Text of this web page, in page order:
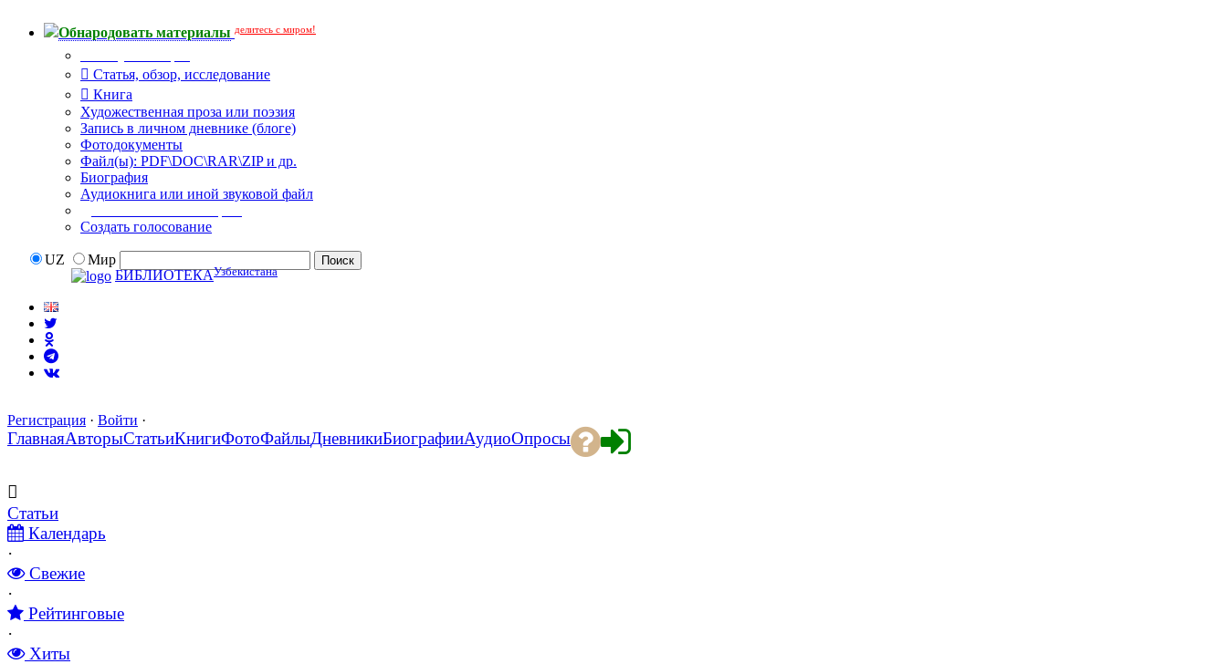
Обнародовать материалы делитесь с миром!
Статья, обзор, исследование
Книга
Художественная проза или поэзия
Запись в личном дневнике (блоге)
Фотодокументы
Файл(ы): PDF\DOC\RAR\ZIP и др.
Биография
Аудиокнига или иной звуковой файл
Создать голосование
UZ
Мир
БИБЛИОТЕКАУзбекистана
Регистрация · Войти ·
ГлавнаяАвторыСтатьиКнигиФотоФайлыДневникиБиографииАудиоОпросы
Статьи
Календарь
·
Свежие
·
Рейтинговые
·
Хиты